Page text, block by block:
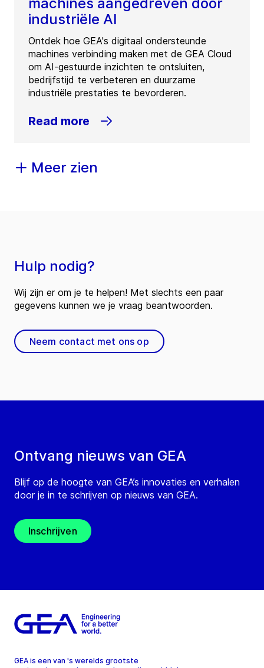
machines aangedreven door
industriële AI
Ontdek hoe GEA's digitaal ondersteunde
machines verbinding maken met de GEA Cloud
om AI-gestuurde inzichten te ontsluiten,
bedrijfstijd te verbeteren en duurzame
industriële prestaties te bevorderen.
Read more
Meer zien
Ontvang nieuws van GEA
Blijf op de hoogte van GEA’s innovaties en verhalen
door je in te schrijven op nieuws van GEA.
Inschrijven
Hulp nodig?
Wij zijn er om je te helpen! Met slechts een paar
gegevens kunnen we je vraag beantwoorden.
Neem contact met ons op
GEA is een van 's werelds grootste